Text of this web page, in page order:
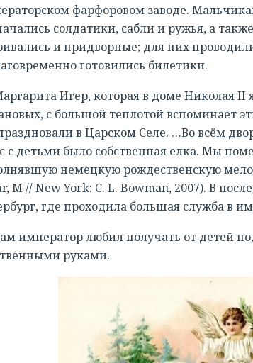
фарфоровом заводе.
солдатики, сабли и ружья, а
и придворные; для них
готовились билетики.
Игер, которая в доме Николая II
с большой теплотой вспоминает
в Царском Селе. …Во всём
с детьми было собственная елка. Мы
немецкую рождественскую
M // New York: C. L. Bowman, 2007). В
где проходила большая служба в
император любил получать от детей
руками.